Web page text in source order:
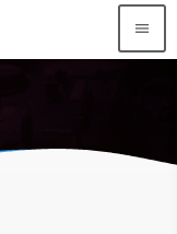
menu